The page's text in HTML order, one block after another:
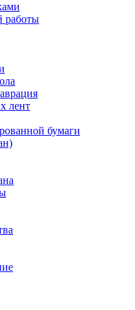
работы
лент
бумаги